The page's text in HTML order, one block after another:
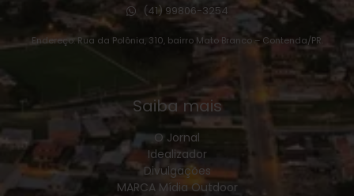
(41) 99806-3254
Endereço: Rua da Polônia, 310, bairro Mato Branco – Contenda/PR.
Saiba mais
O Jornal
Idealizador
Divulgações
MARCA Mídia Outdoor